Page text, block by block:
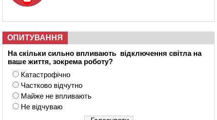
ОПИТУВАННЯ
На скільки сильно впливають відключення світла на
ваше життя, зокрема роботу?
Катастрофічно
Частково відчутно
Майже не впливають
Не відчуваю